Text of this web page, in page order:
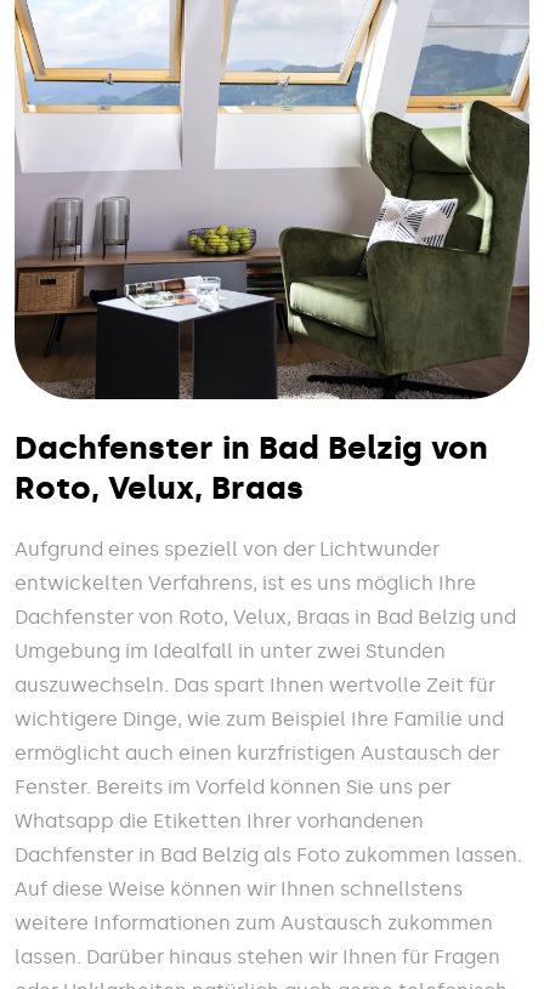
Dachfenster in Bad Belzig von
Roto, Velux, Braas
Aufgrund eines speziell von der Lichtwunder
entwickelten Verfahrens, ist es uns möglich Ihre
Dachfenster von Roto, Velux, Braas in Bad Belzig und
Umgebung im Idealfall in unter zwei Stunden
auszuwechseln. Das spart Ihnen wertvolle Zeit für
wichtigere Dinge, wie zum Beispiel Ihre Familie und
ermöglicht auch einen kurzfristigen Austausch der
Fenster. Bereits im Vorfeld können Sie uns per
Whatsapp die Etiketten Ihrer vorhandenen
Dachfenster in Bad Belzig als Foto zukommen lassen.
Auf diese Weise können wir Ihnen schnellstens
weitere Informationen zum Austausch zukommen
lassen. Darüber hinaus stehen wir Ihnen für Fragen